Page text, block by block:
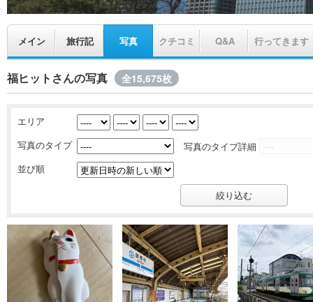
メイン 旅行記 写真 クチコミ Q&A 行ってきます
福ヒットさんの写真 全15,675枚
エリア
写真のタイプ
写真のタイプ詳細
並び順